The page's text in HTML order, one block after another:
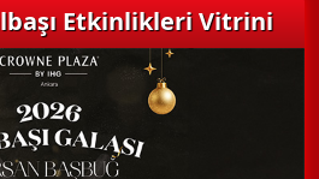
Etkinlikleri Vitrini